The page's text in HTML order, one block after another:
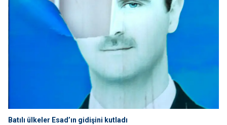
Batılı ülkeler Esad’ın gidişini kutladı